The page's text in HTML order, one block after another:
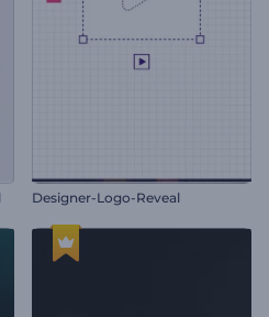
Designer-Logo-Reveal